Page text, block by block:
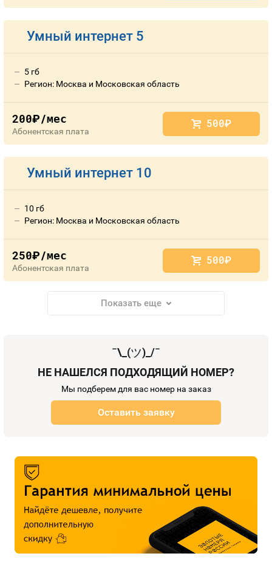
Умный интернет 5
5 гб
Регион: Москва и Московская область
200руб./мес
Абонентская плата
500руб.
Умный интернет 10
10 гб
Регион: Москва и Московская область
250руб./мес
Абонентская плата
500руб.
Показать еще
¯\_(ツ)_/¯
НЕ НАШЕЛСЯ ПОДХОДЯЩИЙ НОМЕР?
Мы подберем для вас номер на заказ
Оставить заявку